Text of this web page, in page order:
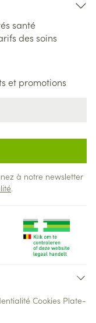
santé
des soins
et promotions
à notre newsletter
.
Cookies Plate-